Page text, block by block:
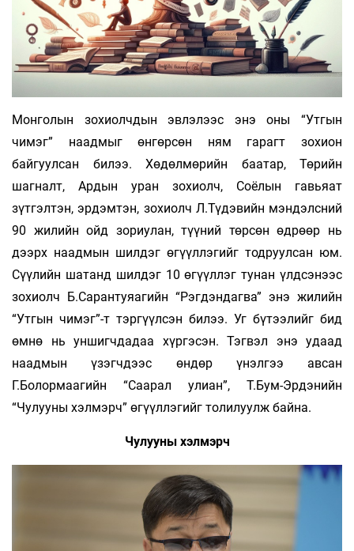
Монголын зохиолчдын эвлэлээс энэ оны “Утгын
чимэг” наадмыг өнгөрсөн ням гарагт зохион
байгуулсан билээ. Хөдөлмөрийн баатар, Төрийн
шагналт, Ардын уран зохиолч, Соёлын гавьяат
зүтгэлтэн, эрдэмтэн, зохиолч Л.Түдэвийн мэндэлсний
90 жилийн ойд зориулан, түүний төрсөн өдрөөр нь
дээрх наадмын шилдэг өгүүллэгийг тодруулсан юм.
Сүүлийн шатанд шилдэг 10 өгүүллэг тунан үлдсэнээс
зохиолч Б.Сарантуяагийн “Рэгдэндагва” энэ жилийн
“Утгын чимэг”-т тэргүүлсэн билээ. Уг бүтээлийг бид
өмнө нь уншигчдадаа хүргэсэн. Тэгвэл энэ удаад
наадмын үзэгчдээс өндөр үнэлгээ авсан
Г.Болормаагийн “Саарал улиан”, Т.Бум-Эрдэнийн
“Чулууны хэлмэрч” өгүүллэгийг толилуулж байна.
Чулууны хэлмэрч